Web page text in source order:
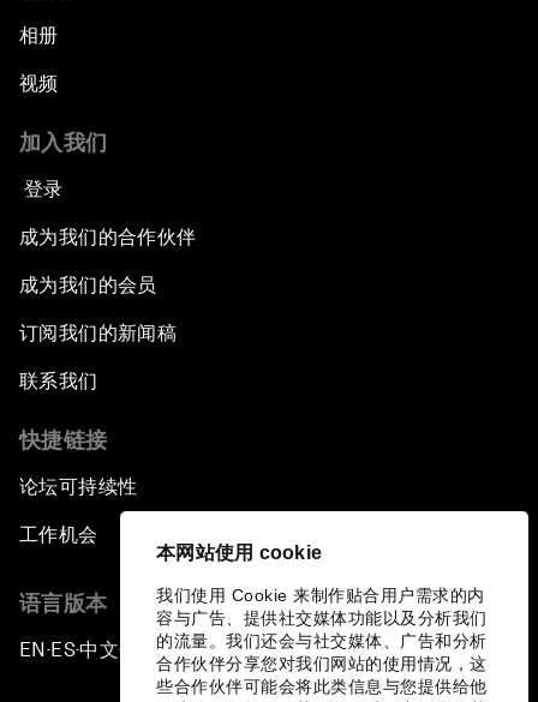
本网站使用 cookie
我们使用 Cookie 来制作贴合用户需求的内
容与广告、提供社交媒体功能以及分析我们
的流量。我们还会与社交媒体、广告和分析
合作伙伴分享您对我们网站的使用情况，这
些合作伙伴可能会将此类信息与您提供给他
相册
视频
加入我们
登录
成为我们的合作伙伴
成为我们的会员
订阅我们的新闻稿
联系我们
快捷链接
论坛可持续性
工作机会
语言版本
EN ▪ES▪中文▪ 日本語